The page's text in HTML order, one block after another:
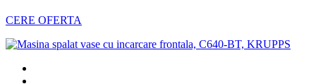
CERE OFERTA